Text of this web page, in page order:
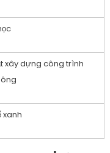
xây dựng công trình
xanh